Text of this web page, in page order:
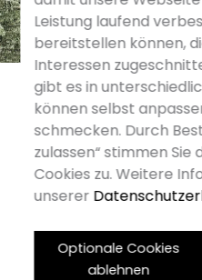
Leistung laufend
bereitstellen können,
Interessen
gibt es in
können selbst
schmecken. Durch
zulassen“ stimmen
Cookies zu. Weitere
unserer
Optionale Cookies
ablehnen
17. Juli 2019
Die avenit-
wieder Zuwachs
Pünktlich zur zweiten
avenit-Familie weiter.
wir uns über zwei neue